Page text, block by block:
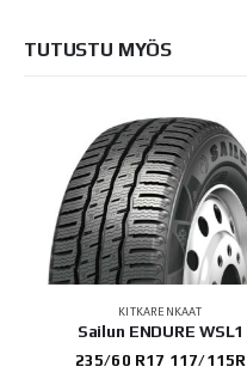
TUTUSTU MYÖS
KITKARENKAAT
Sailun ENDURE WSL1
235/60 R17 117/115R